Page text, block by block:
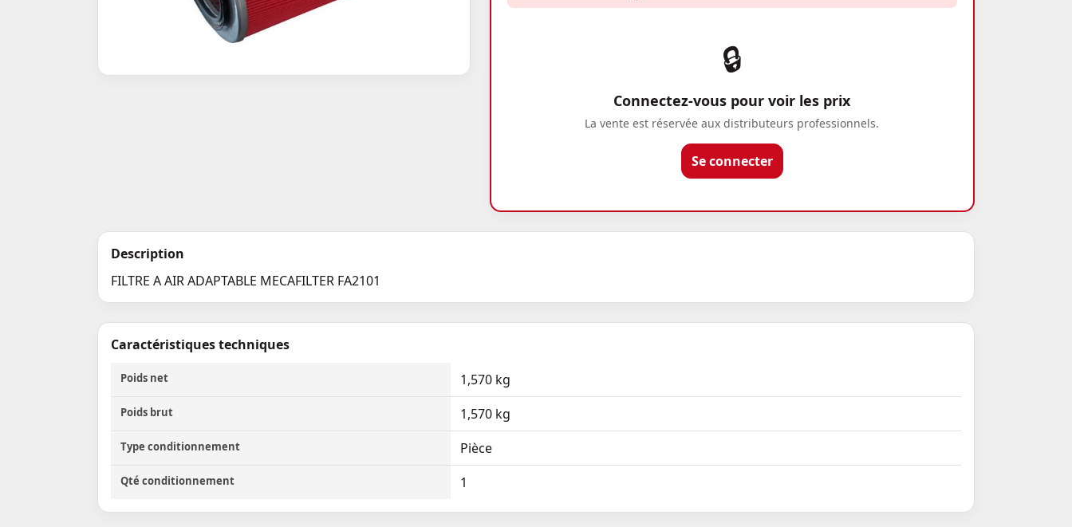
🔒
Connectez-vous pour voir les prix
La vente est réservée aux distributeurs professionnels.
Se connecter
Description
FILTRE A AIR ADAPTABLE MECAFILTER FA2101
Caractéristiques techniques
Poids net 1,570 kg
Poids brut 1,570 kg
Type conditionnement Pièce
Qté conditionnement 1